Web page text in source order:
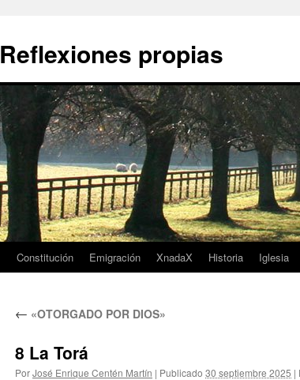
contenido
Reflexiones propias
Constitución Emigración XnadaX Historia Iglesia
← «OTORGADO POR DIOS»
8 La Torá
PorJosé Enrique Centén Martín | Publicado 30 septiembre 2025 |